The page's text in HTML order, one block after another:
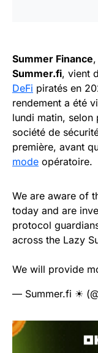
Summer Finance
Summer.fi, vient
DeFi piratés en
rendement a été
lundi matin, selon
société de
première, avant
mode opératoire.
We are aware of
today and are
protocol
across the Lazy
We will provide
— Summer.fi ☀